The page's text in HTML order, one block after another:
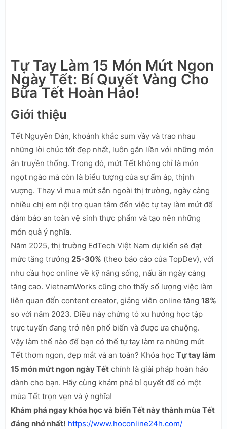
Tự Tay Làm 15 Món Mứt Ngon
Ngày Tết: Bí Quyết Vàng Cho
Bữa Tết Hoàn Hảo!
Giới thiệu
Tết Nguyên Đán, khoảnh khắc sum vầy và trao nhau
những lời chúc tốt đẹp nhất, luôn gắn liền với những món
ăn truyền thống. Trong đó, mứt Tết không chỉ là món
ngọt ngào mà còn là biểu tượng của sự ấm áp, thịnh
vượng. Thay vì mua mứt sẵn ngoài thị trường, ngày càng
nhiều chị em nội trợ quan tâm đến việc tự tay làm mứt để
đảm bảo an toàn vệ sinh thực phẩm và tạo nên những
món quà ý nghĩa.
Năm 2025, thị trường EdTech Việt Nam dự kiến sẽ đạt
mức tăng trưởng 25-30% (theo báo cáo của TopDev), với
nhu cầu học online về kỹ năng sống, nấu ăn ngày càng
tăng cao. VietnamWorks cũng cho thấy số lượng việc làm
liên quan đến content creator, giảng viên online tăng 18%
so với năm 2023. Điều này chứng tỏ xu hướng học tập
trực tuyến đang trở nên phổ biến và được ưa chuộng.
Vậy làm thế nào để bạn có thể tự tay làm ra những mứt
Tết thơm ngon, đẹp mắt và an toàn? Khóa học Tự tay làm
15 món mứt ngon ngày Tết chính là giải pháp hoàn hảo
dành cho bạn. Hãy cùng khám phá bí quyết để có một
mùa Tết trọn vẹn và ý nghĩa!
Khám phá ngay khóa học và biến Tết này thành mùa Tết
đáng nhớ nhất! https://www.hoconline24h.com/